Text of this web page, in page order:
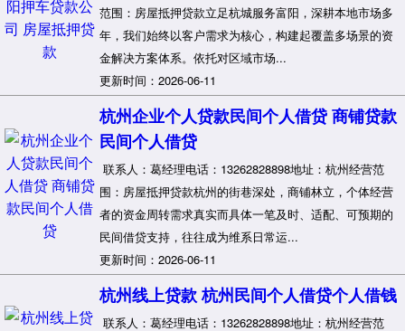
范围：房屋抵押贷款立足杭城服务富阳，深耕本地市场多
年，我们始终以客户需求为核心，构建起覆盖多场景的资
金解决方案体系。依托对区域市场...
更新时间：2026-06-11
杭州企业个人贷款民间个人借贷 商铺贷款
民间个人借贷
联系人：葛经理电话：13262828898地址：杭州经营范
围：房屋抵押贷款杭州的街巷深处，商铺林立，个体经营
者的资金周转需求真实而具体一笔及时、适配、可预期的
民间借贷支持，往往成为维系日常运...
更新时间：2026-06-11
杭州线上贷款 杭州民间个人借贷个人借钱
联系人：葛经理电话：13262828898地址：杭州经营范